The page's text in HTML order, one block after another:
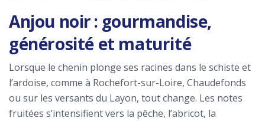
Anjou noir : gourmandise,
générosité et maturité
Lorsque le chenin plonge ses racines dans le schiste et
l’ardoise, comme à Rochefort-sur-Loire, Chaudefonds
ou sur les versants du Layon, tout change. Les notes
fruitées s’intensifient vers la pêche, l’abricot, la